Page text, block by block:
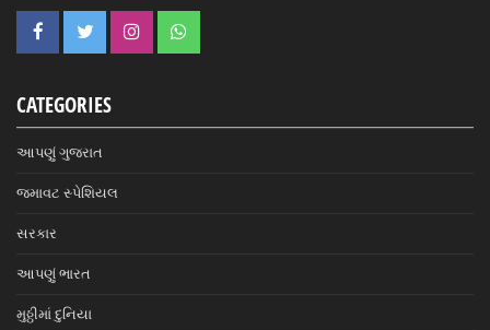
CATEGORIES
આપણું ગુજરાત
જમાવટ સ્પેશિયલ
સરકાર
આપણું ભારત
મુઠ્ઠીમાં દુનિયા